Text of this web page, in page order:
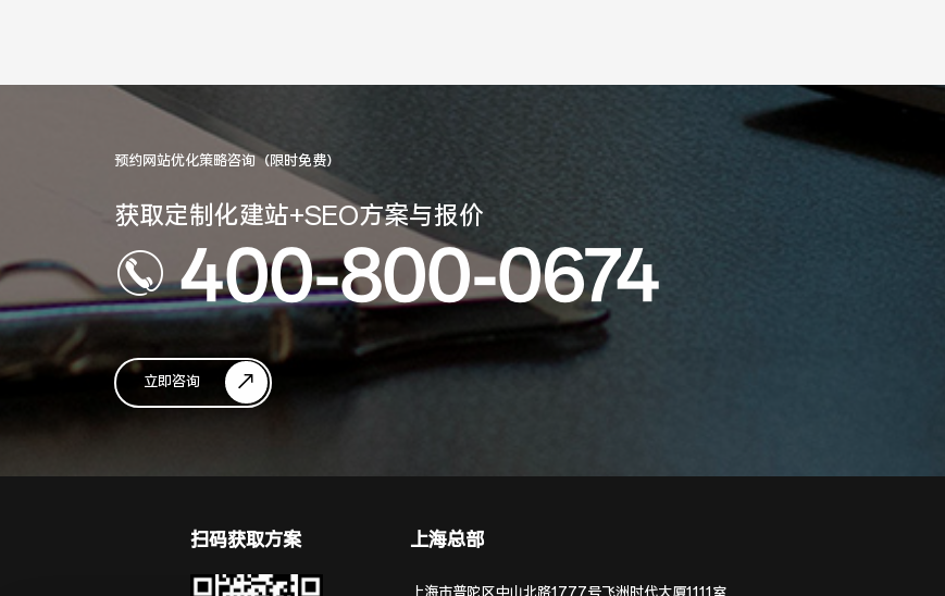
预约网站优化策略咨询（限时免费）
获取定制化建站+SEO方案与报价
400-800-0674
立即咨询
扫码获取方案 上海总部